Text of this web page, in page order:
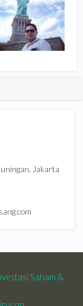
Jakarta
Saham &